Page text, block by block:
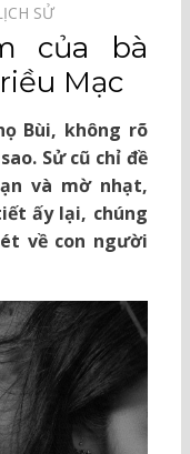
SỬ⠀
của bà
Mạc
Bùi, không rõ
Sử cũ chỉ đề
và mờ nhạt,
ấy lại, chúng
về con người